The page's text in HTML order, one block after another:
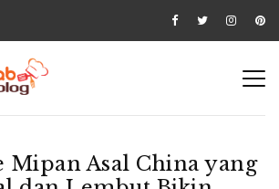
Mipan Asal China yang